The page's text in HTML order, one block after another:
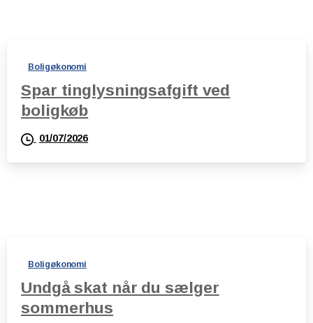
Boligøkonomi
Spar tinglysningsafgift ved
boligkøb
01/07/2026
Boligøkonomi
Undgå skat når du sælger
sommerhus